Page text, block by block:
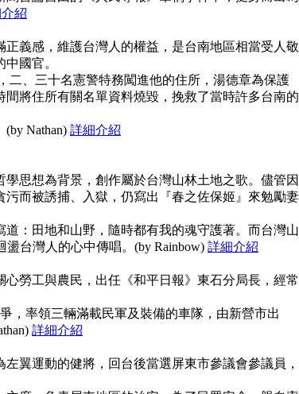
紹
義感，維護台灣人的權益，是台南地區相當受人敬
國官。
二、三十名憲警特務闖進他的住所，湯德章為保護
將住所有關名單資料燒毀，挽救了當時許多台南的
Nathan) 詳細介紹
思想為背景，創作屬於台灣山林土地之歌。儘管因
而被誘捕、入獄，仍寫出『春之佐保姬』來勉勵妻
：田地和山野，隨時都有我的魂守護著。而台灣山
盪台灣人的心中傳唱。(by Rainbow) 詳細介紹
勞工與農民，出任《和平日報》東石分局長，經常
，率領三輛滿載民軍及裝備的車隊，由新營市出
詳細介紹
翼運動的健將，回台後當選屏東市參議會參議員，